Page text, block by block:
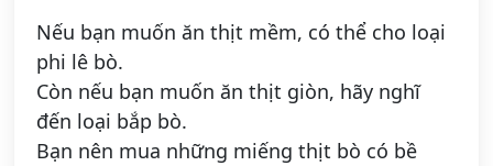
Nếu bạn muốn ăn thịt mềm, có thể cho loại
phi lê bò.
Còn nếu bạn muốn ăn thịt giòn, hãy nghĩ
đến loại bắp bò.
Bạn nên mua những miếng thịt bò có bề